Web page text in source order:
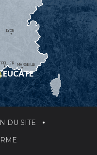
MARSEILLE
LYON
DU SITE